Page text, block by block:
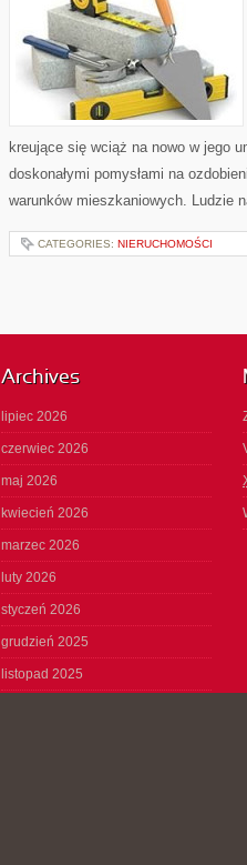
kreujące się wciąż na nowo w jego
doskonałymi pomysłami na
warunków mieszkaniowych. Ludzie
CATEGORIES: NIERUCHOMOŚCI
Archives
lipiec 2026
czerwiec 2026
maj 2026
kwiecień 2026
marzec 2026
luty 2026
styczeń 2026
grudzień 2025
listopad 2025